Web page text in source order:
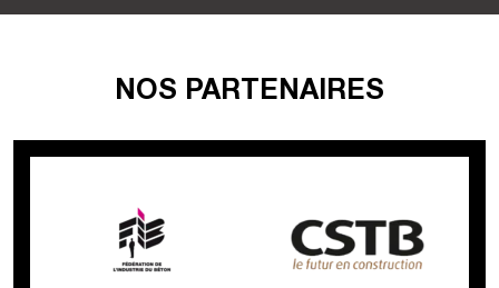
NOS PARTENAIRES